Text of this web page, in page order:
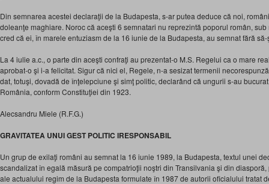
Din semnarea acestei declaraţii de la Budapesta, s-ar putea deduce că noi,
doleanţe maghiare. Noroc că aceşti 6 semnatari nu reprezintă poporul român,
cred că ei, în marele entuziasm de la 16 iunie de la Budapesta, au semnat fără
La 4 iulie a.c., o parte din aceşti confraţi au prezentat-o M.S. Regelui ca o mare
aprobat-o şi i-a felicitat. Sigur că nici el, Regele, n-a sesizat termenii
dat, totuşi, dovadă de înţelepciune şi simţ politic, declarând că ungurii s-au
România, conform Constituţiei din 1923.
Alecsandru Miele (R.F.G.)
GRAVITATEA UNUI GEST POLITIC IRESPONSABIL
Un grup de exilaţi români au semnat la 16 iunie 1989, la Budapesta, textul unei
scandalizat în egală măsură pe compatrioţii noştri din Transilvania şi din
ale actualului regim de la Budapesta formulate în 1987 de autorii oficialului tratat